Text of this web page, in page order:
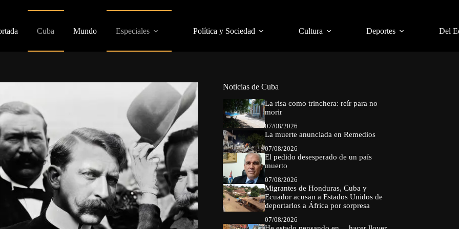
Cuba Mundo Especiales Política y Sociedad Cultura Deportes Del
Noticias de Cuba
La risa como trinchera: reír para no
morir
07/08/2026
La muerte anunciada en Remedios
07/08/2026
El pedido desesperado de un país
muerto
07/08/2026
Migrantes de Honduras, Cuba y
Ecuador acusan a Estados Unidos de
deportarlos a África por sorpresa
07/08/2026